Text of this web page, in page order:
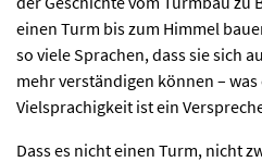
einen Turm bis zum Himmel
so viele Sprachen, dass sie sich
mehr verständigen können –
Vielsprachigkeit ist ein
Dass es nicht einen Turm, nicht